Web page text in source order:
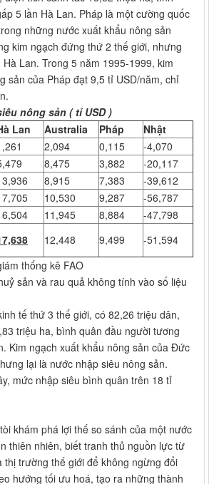
5 lần Hà Lan. Pháp là một cường quốc
những nước xuất khẩu nông sản
kim ngạch đứng thứ 2 thế giới, nhưng
Lan. Trong 5 năm 1995-1999, kim
sản của Pháp đạt 9,5 tỉ USD/năm, chỉ
nông sản ( tỉ USD )
Lan Australia Pháp
Nhật
2,094 0,115
-4,070
8,475 3,882
-20,117
8,915 7,383
-39,612
10,530 9,287
-56,787
11,945 8,884
-47,798
12,448 9,499
-51,594
thống kê FAO
sản và rau quả không tính vào số liệu
tế thứ 3 thế giới, có 82,26 triệu dân,
triệu ha, bình quân đầu người tương
Kim ngạch xuất khẩu nông sản của Đức
lại là nước nhập siêu nông sản.
mức nhập siêu bình quân trên 18 tỉ
khám phá lợi thế so sánh của một nước
thiên nhiên, biết tranh thủ nguồn lực từ
thị trường thế giới để không ngừng đổi
hướng tối ưu hoá, tạo ra những thành